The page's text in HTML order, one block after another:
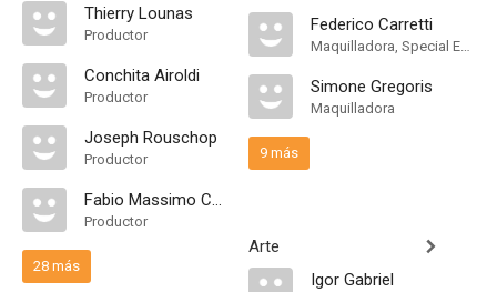
Thierry Lounas
Productor
Conchita Airoldi
Productor
Joseph Rouschop
Productor
Fabio Massimo Cacciatori
Productor
28 más
Federico Carretti
Maquilladora, Special Effects Makeup Artist
Simone Gregoris
Maquilladora
9 más
Arte
Igor Gabriel